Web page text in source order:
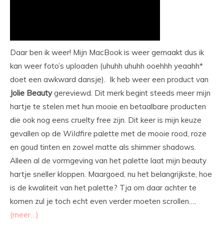
Daar ben ik weer! Mijn MacBook is weer gemaakt dus ik
kan weer foto’s uploaden (uhuhh uhuhh ooehhh yeaahh*
doet een awkward dansje). Ik heb weer een product van
Jolie Beautygereviewd. Dit merk begint steeds meer mijn
hartje te stelen met hun mooie en betaalbare producten
die ook nog eens cruelty free zijn. Dit keer is mijn keuze
gevallen op de Wildfire palette met de mooie rood, roze
en goud tinten en zowel matte als shimmer shadows.
Alleen al de vormgeving van het palette laat mijn beauty
hartje sneller kloppen. Maargoed, nu het belangrijkste, hoe
is de kwaliteit van het palette? Tja om daar achter te
komen zul je toch echt even verder moeten scrollen….
(meer…)